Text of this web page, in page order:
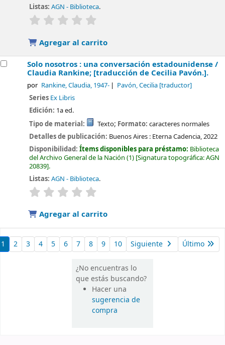
Listas: AGN - Biblioteca.
valoración
Agregar al carrito
Solo nosotros : una conversación estadounidense /
Claudia Rankine; [traducción de Cecilia Pavón.].
por Rankine, Claudia, 1947- Pavón, Cecilia[traductor]
Series Ex Libris
Edición: 1a ed.
Tipo de material:
Texto; Formato: caracteres normales
Detalles de publicación: Buenos Aires : Eterna Cadencia,2022
Disponibilidad:Ítems disponibles para préstamo: Biblioteca
del Archivo General de la Nación (1) Signatura topográfica:AGN
20839 .
Listas: AGN - Biblioteca.
valoración
Agregar al carrito
1 2 3 4 5 6 7 8 9 10 Siguiente Último
¿No encuentras lo
que estás buscando?
Hacer una
sugerencia de
compra